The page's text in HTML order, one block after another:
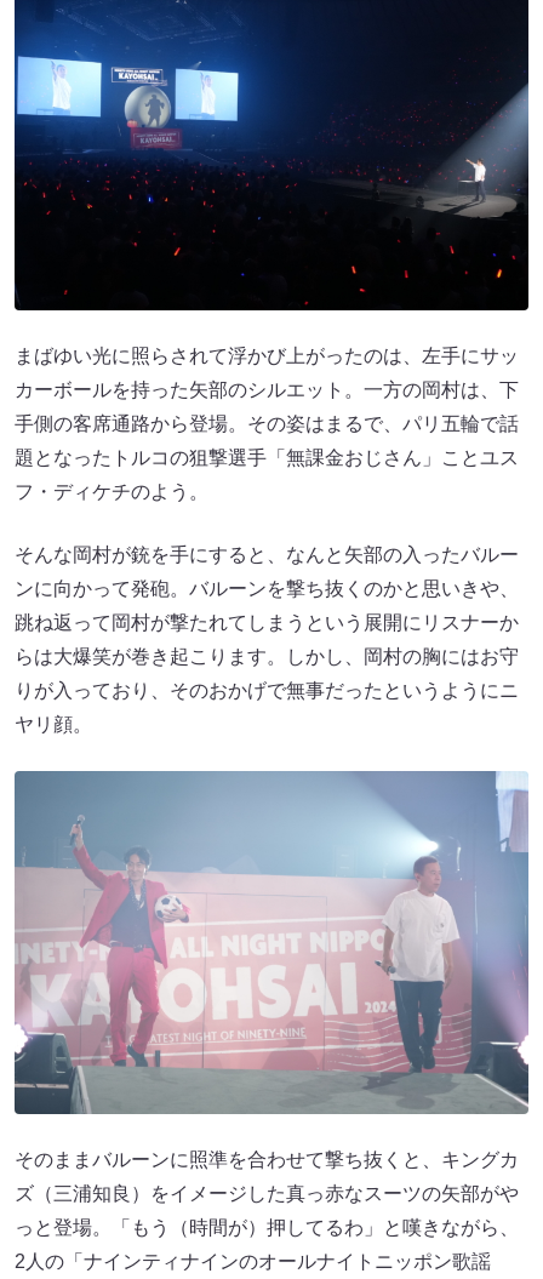
まばゆい光に照らされて浮かび上がったのは、左手にサッ
カーボールを持った矢部のシルエット。一方の岡村は、下
手側の客席通路から登場。その姿はまるで、パリ五輪で話
題となったトルコの狙撃選手「無課金おじさん」ことユス
フ・ディケチのよう。
そんな岡村が銃を手にすると、なんと矢部の入ったバルー
ンに向かって発砲。バルーンを撃ち抜くのかと思いきや、
跳ね返って岡村が撃たれてしまうという展開にリスナーか
らは大爆笑が巻き起こります。しかし、岡村の胸にはお守
りが入っており、そのおかげで無事だったというようにニ
ヤリ顔。
そのままバルーンに照準を合わせて撃ち抜くと、キングカ
ズ（三浦知良）をイメージした真っ赤なスーツの矢部がや
っと登場。「もう（時間が）押してるわ」と嘆きながら、
2人の「ナインティナインのオールナイトニッポン歌謡